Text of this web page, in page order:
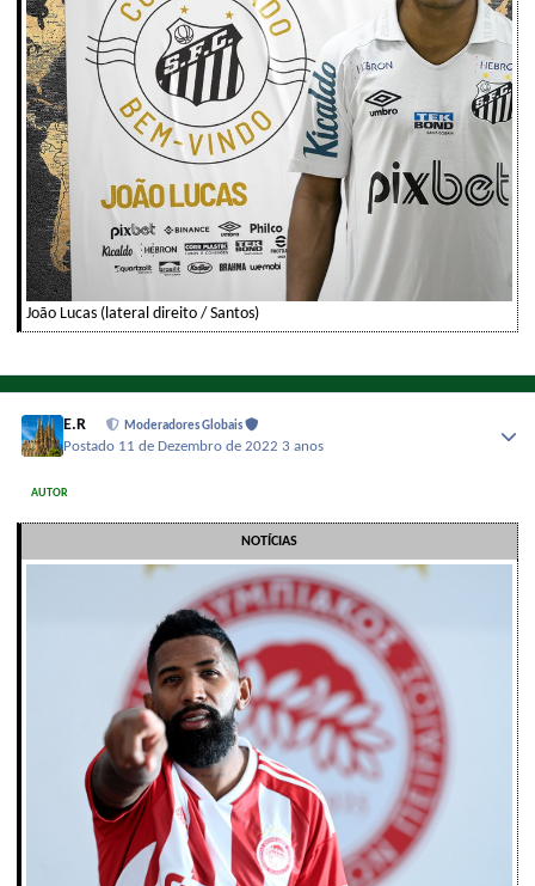
João Lucas (lateral direito / Santos)
E.R Moderadores Globais
Postado 11 de Dezembro de 2022 3 anos
AUTOR
NOTÍCIAS